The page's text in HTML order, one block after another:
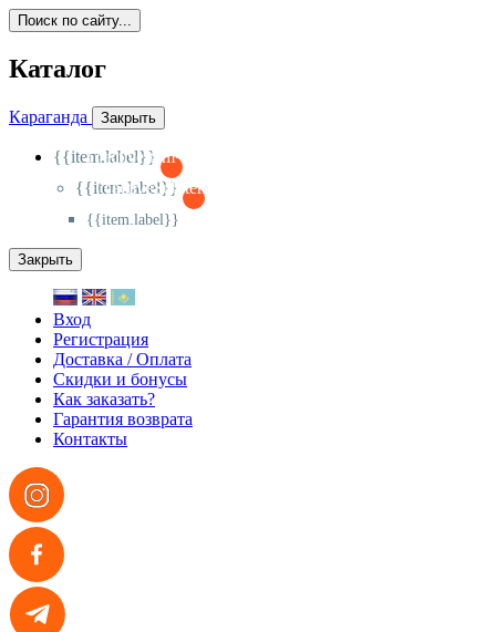
Поиск по сайту...
Каталог
Караганда Закрыть
{{item.label}}
{{activeItem==item.id?'-
{{item.label}}
{{activeSubitem==item.id?'-
{{item.label}}
Закрыть
Вход
Регистрация
Доставка / Оплата
Скидки и бонусы
Как заказать?
Гарантия возврата
Контакты